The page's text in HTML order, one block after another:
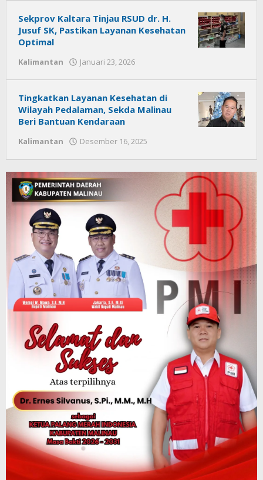
Sekprov Kaltara Tinjau RSUD dr. H.
Jusuf SK, Pastikan Layanan Kesehatan
Optimal
Kalimantan Januari 23, 2026
Tingkatkan Layanan Kesehatan di
Wilayah Pedalaman, Sekda Malinau
Beri Bantuan Kendaraan
Kalimantan Desember 16, 2025